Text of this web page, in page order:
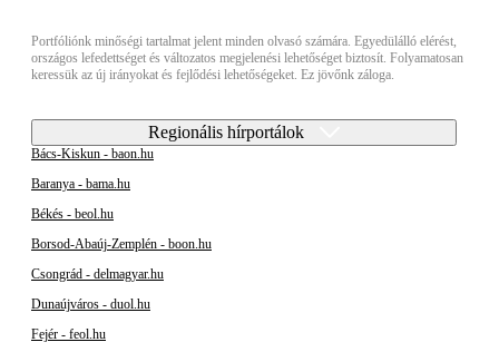
Portfóliónk minőségi tartalmat jelent minden olvasó számára. Egyedülálló elérést,
országos lefedettséget és változatos megjelenési lehetőséget biztosít. Folyamatosan
keressük az új irányokat és fejlődési lehetőségeket. Ez jövőnk záloga.
Regionális hírportálok
Bács-Kiskun - baon.hu
Baranya - bama.hu
Békés - beol.hu
Borsod-Abaúj-Zemplén - boon.hu
Csongrád - delmagyar.hu
Dunaújváros - duol.hu
Fejér - feol.hu